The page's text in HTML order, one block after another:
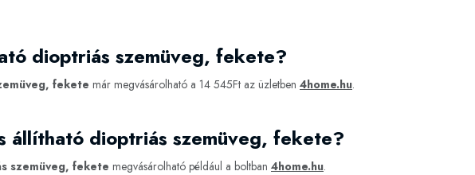
dioptriás szemüveg, fekete?
fekete már megvásárolható a 14 545Ft az üzletben 4home.hu.
állítható dioptriás szemüveg, fekete?
szemüveg, fekete megvásárolható például a boltban 4home.hu.